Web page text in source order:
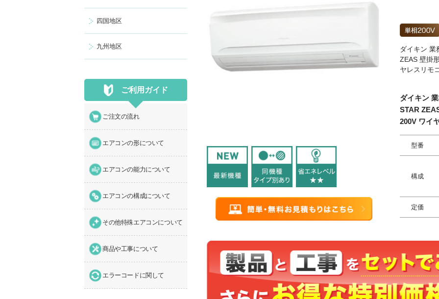
ダイキン 業
ZEAS 壁掛
ヤレスリモ
ダイキン
STAR
200V ワイ
型番
構成
定価
四国地区
九州地区
ご利用ガイド
ご注文の流れ
エアコンの形について
エアコンの能力について
エアコンの構成について
その他特殊エアコンについて
商品や工事について
エラーコードに関して